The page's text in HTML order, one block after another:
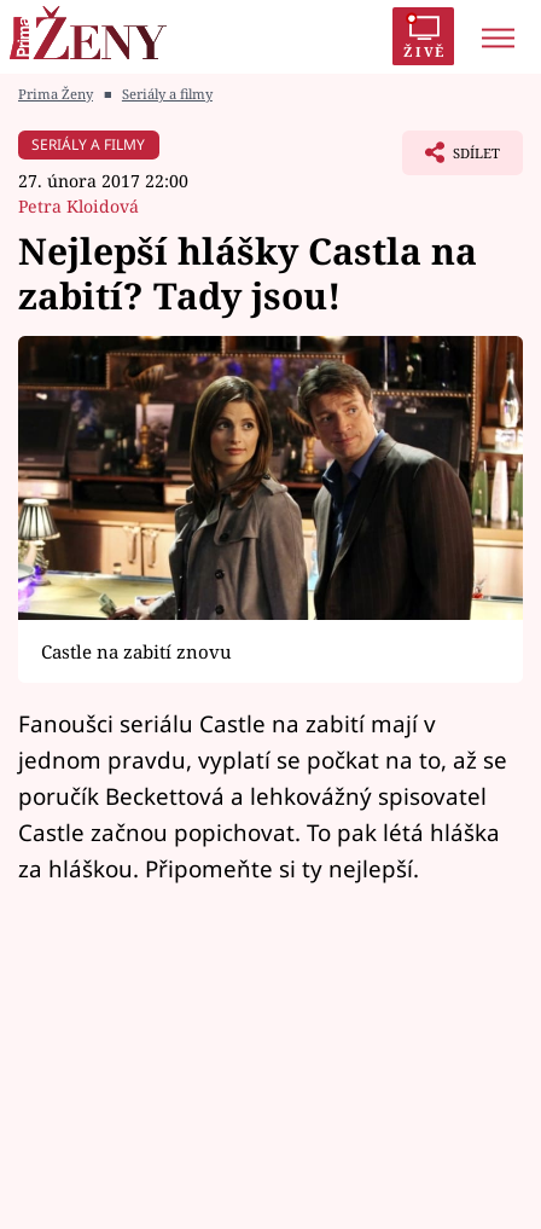
ŽIVĚ
Módní alarm
Témata
Celebrity
Vztahy
Seriály
Horoskopy
Sledujte prima+
Filmový festival Karlovy Vary
Pořady
Mámy sobě
Přihlášení
Prima Ženy ■ Seriály a filmy
SERIÁLY A FILMY
27. února 2017 22:00
Petra Kloidová
SDÍLET
Nejlepší hlášky Castla na
zabití? Tady jsou!
Castle na zabití znovu
Fanoušci seriálu Castle na zabití mají v
jednom pravdu, vyplatí se počkat na to, až se
poručík Beckettová a lehkovážný spisovatel
Castle začnou popichovat. To pak létá hláška
za hláškou. Připomeňte si ty nejlepší.